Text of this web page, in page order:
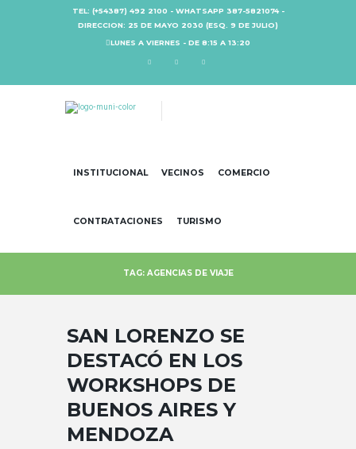
TEL: (+54387) 492 2100 - WHATSAPP 387-5821074 -
DIRECCION: 25 DE MAYO 2030 (ESQ. 9 DE JULIO)
LUNES A VIERNES - DE 8:15 A 13:20
INSTITUCIONAL VECINOS COMERCIO
CONTRATACIONES TURISMO
TAG: AGENCIAS DE VIAJE
SAN LORENZO SE
DESTACÓ EN LOS
WORKSHOPS DE
BUENOS AIRES Y
MENDOZA